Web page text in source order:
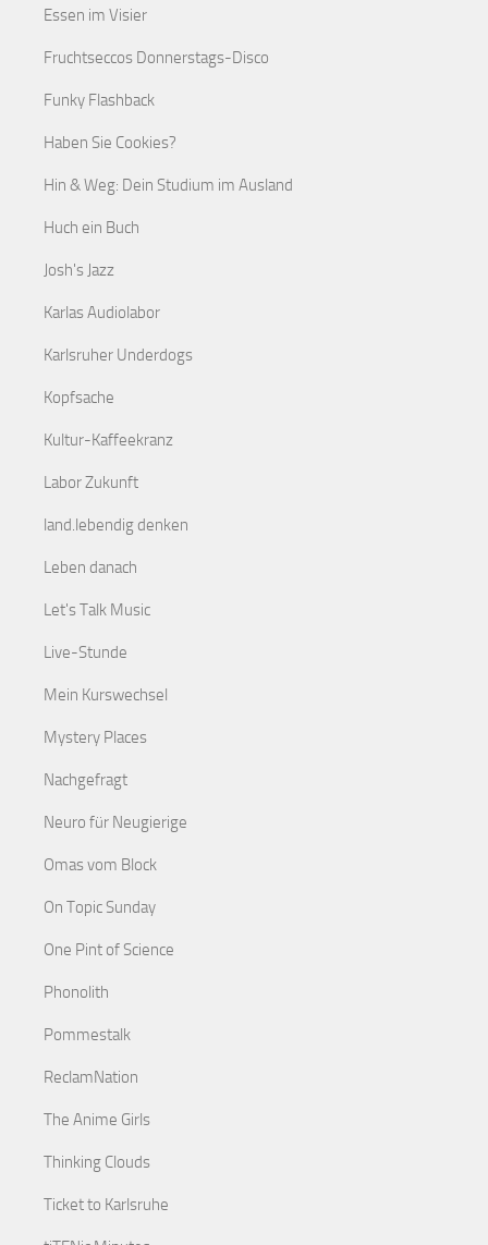
Essen im Visier
Fruchtseccos Donnerstags-Disco
Funky Flashback
Haben Sie Cookies?
Hin & Weg: Dein Studium im Ausland
Huch ein Buch
Josh's Jazz
Karlas Audiolabor
Karlsruher Underdogs
Kopfsache
Kultur-Kaffeekranz
Labor Zukunft
land.lebendig denken
Leben danach
Let's Talk Music
Live-Stunde
Mein Kurswechsel
Mystery Places
Nachgefragt
Neuro für Neugierige
Omas vom Block
On Topic Sunday
One Pint of Science
Phonolith
Pommestalk
ReclamNation
The Anime Girls
Thinking Clouds
Ticket to Karlsruhe